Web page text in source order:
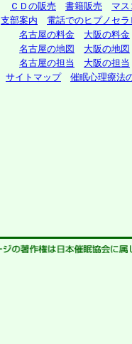
ＣＤの販売
書籍販売
マ
支部案内
電話でのヒプノセラ
名古屋の料金
大阪の料金
名古屋の地図
大阪の地図
名古屋の担当
大阪の担当
サイトマップ
催眠心理療法